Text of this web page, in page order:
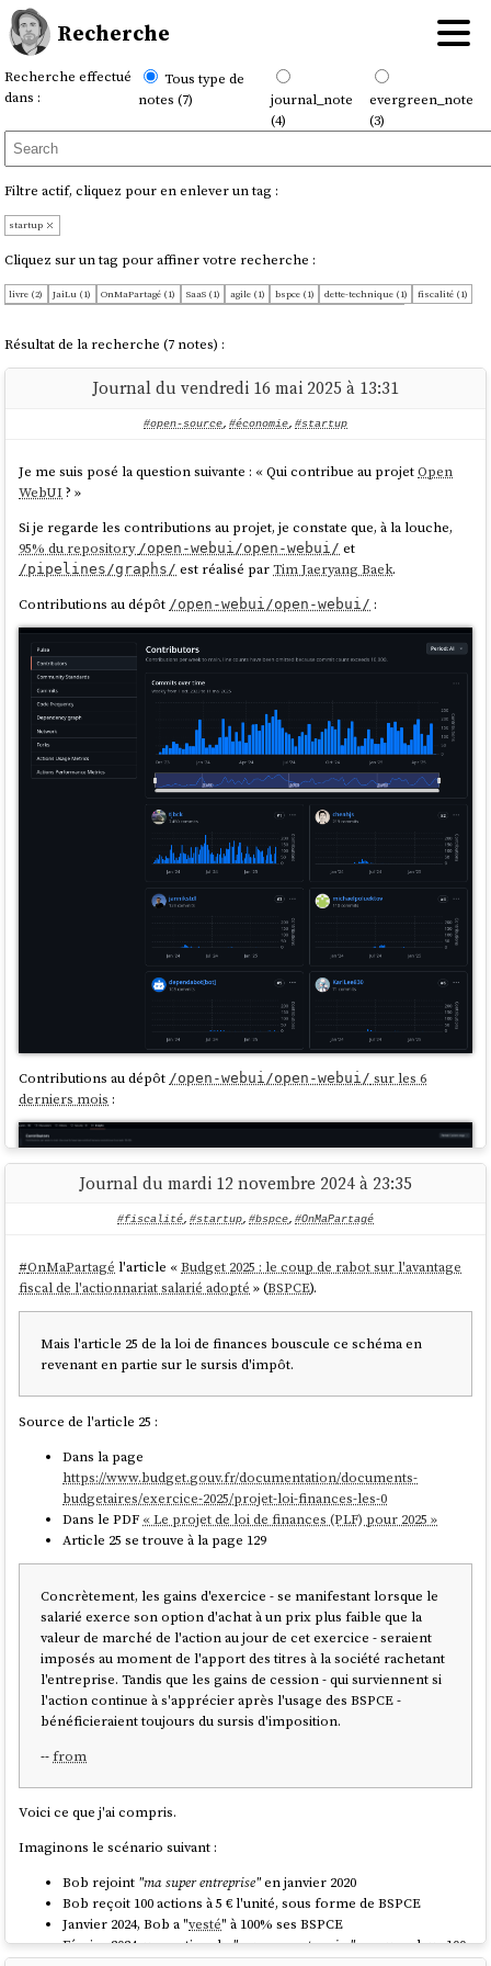
Recherche
Recherche effectué
dans :
Tous type de
notes (7)
journal_note
(4)
evergreen_note
(3)
Filtre actif, cliquez pour en enlever un tag :
startup
Cliquez sur un tag pour affiner votre recherche :
livre (2) JaiLu (1) OnMaPartagé (1) SaaS (1) agile (1) bspce (1) dette-technique (1)
fiscalité (1)
Résultat de la recherche (7 notes) :
Journal du vendredi 16 mai 2025 à 13:31
#open-source, #économie, #startup
Je me suis posé la question suivante : « Qui contribue au projetOpen
WebUI ? »
Si je regarde les contributions au projet, je constate que, à la louche,
95% du repository /open-webui/open-webui/ et
/pipelines/graphs/ est réalisé parTim Jaeryang Baek.
Contributions au dépôt /open-webui/open-webui/ :
Contributions au dépôt /open-webui/open-webui/ sur les 6
derniers mois :
D'après la section "People" de la page LinkedIn "Open WebUI",
semble être dédié et peut-être rémunéré pour travailler sur
Voici monestimation de Fermi
Estimation du
taux journalier Tim Jaeryang Baek
: bien que
Tim a commencé depuis peu sa carrière professionnelle
pense qu'il n'aurait pas de difficulté à trouver des missions entre
500 et 1000 € HT la journée.
a reçu ses premiers commits le 1ᵉʳ
Si j'estime, 20 jours de travail par mois sans vacances, j'obtiens
400 jours de travail
J'obtiens un coût total entre :
500 x 400 = 200 000 €
1000 x 400 = 400 000 €
Je tiens à préciser que ce montant n'a pas de lien avec une
, ni une valeur d'échange
Comme on a pu le voir au début de cette note, ce projet a été
développé par une seule personne, réduisant considérablement les
"frais de couplage" (coûts liés à la coordination, communication et
ce même projet avait été réalisé au sein d'une startup, son coût aurait
été d'un ordre de grandeur nettement supérieur. Selon mon
estimation, il aurait été multiplié par 50, voire davantage.
Journal du mardi 12 novembre 2024 à 23:35
#fiscalité, #startup, #bspce, #OnMaPartagé
#OnMaPartagé l'article «Budget 2025 : le coup de rabot sur l'avantage
fiscal de l'actionnariat salarié adopté » (BSPCE).
Mais l'article 25 de la loi de finances bouscule ce schéma en
revenant en partie sur le sursis d'impôt.
Source de l'article 25 :
Dans la page
https://www.budget.gouv.fr/documentation/documents-
budgetaires/exercice-2025/projet-loi-finances-les-0
Dans le PDF « Le projet de loi de finances (PLF) pour 2025 »
Article 25 se trouve à la page 129
Concrètement, les gains d'exercice - se manifestant lorsque le
salarié exerce son option d'achat à un prix plus faible que la
valeur de marché de l'action au jour de cet exercice - seraient
imposés au moment de l'apport des titres à la société rachetant
l'entreprise. Tandis que les gains de cession - qui surviennent si
l'action continue à s'apprécier après l'usage des BSPCE -
bénéficieraient toujours du sursis d'imposition.
--from
Voici ce que j'ai compris.
Imaginons le scénario suivant :
Bob rejoint "ma super entreprise"en janvier 2020
Bob reçoit 100 actions à 5 € l'unité, sous forme de BSPCE
Janvier 2024, Bob a "vesté" à 100% ses BSPCE
Février 2024, une action de"ma super entreprise"a pour valeur 100